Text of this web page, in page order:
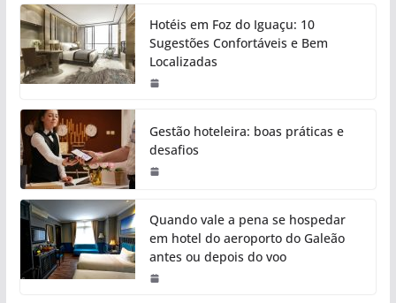
Hotéis em Foz do Iguaçu: 10
Sugestões Confortáveis e Bem
Localizadas
Gestão hoteleira: boas práticas e
desafios
Quando vale a pena se hospedar
em hotel do aeroporto do Galeão
antes ou depois do voo